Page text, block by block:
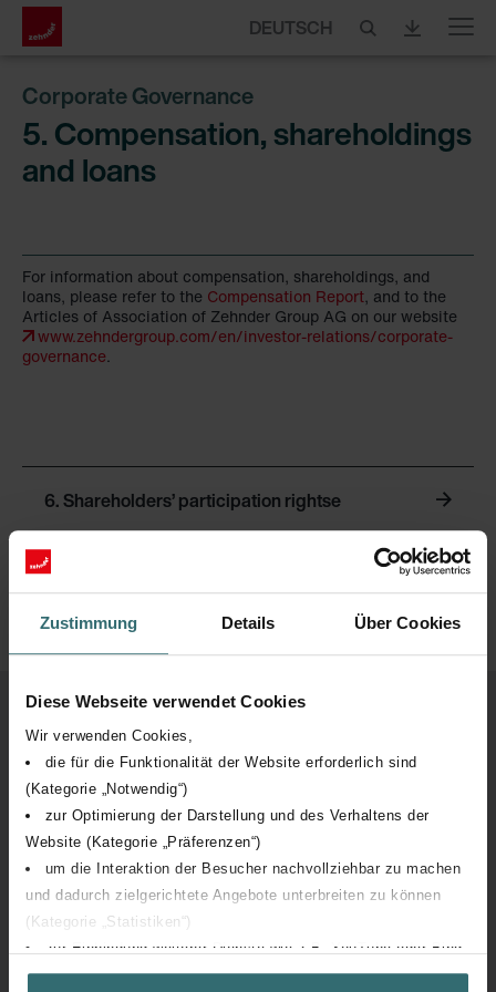
Zustimmung Details Über Cookies
Diese Webseite verwendet Cookies
Wir verwenden Cookies,
die für die Funktionalität der Website erforderlich sind
(Kategorie „Notwendig“)
zur Optimierung der Darstellung und des Verhaltens der
Website (Kategorie „Präferenzen“)
um die Interaktion der Besucher nachvollziehbar zu machen
und dadurch zielgerichtete Angebote unterbreiten zu können
(Kategorie „Statistiken“)
zur Einbindung weiterer Dienste wie z.B. YouTube oder Bing
(Kategorie „Marketing“)
DEUTSCH Menu
Corporate Governance
5. Compensation, shareholdings
and loans
For information about compensation, shareholdings, and
loans, please refer to the Compensation Report, and to the
Articles of Association of Zehnder Group AG on our website
www.zehndergroup.com/en/investor-relations/corporate-
governance.
4. Group Executive Committee
6. Shareholders’ participation rightse
To the top